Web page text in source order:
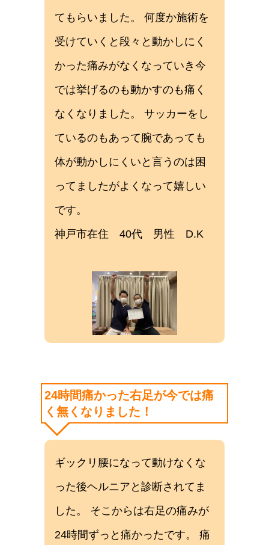
てもらいました。 何度か施術を
受けていくと段々と動かしにく
かった痛みがなくなっていき今
では挙げるのも動かすのも痛く
なくなりました。 サッカーをし
ているのもあって腕であっても
体が動かしにくいと言うのは困
ってましたがよくなって嬉しい
です。
神戸市在住 40代 男性 D.K
24時間痛かった右足が今では痛
く無くなりました！
ギックリ腰になって動けなくな
った後ヘルニアと診断されてま
した。 そこからは右足の痛みが
24時間ずっと痛かったです。 痛